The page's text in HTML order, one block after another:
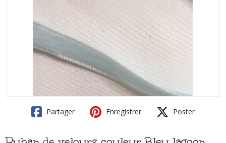
Partager Enregistrer Poster